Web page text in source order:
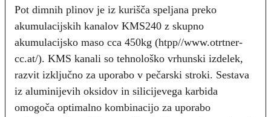
Pot dimnih plinov je iz kurišča speljana preko
akumulacijskih kanalov KMS240 z skupno
akumulacijsko maso cca 450kg (htpp//www.otrtner-
cc.at/). KMS kanali so tehnološko vrhunski izdelek,
razvit izključno za uporabo v pečarski stroki. Sestava
iz aluminijevih oksidov in silicijevega karbida
omogoča optimalno kombinacijo za uporabo